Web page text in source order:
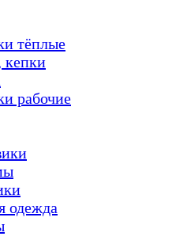
тёплые
рабочие
одежда